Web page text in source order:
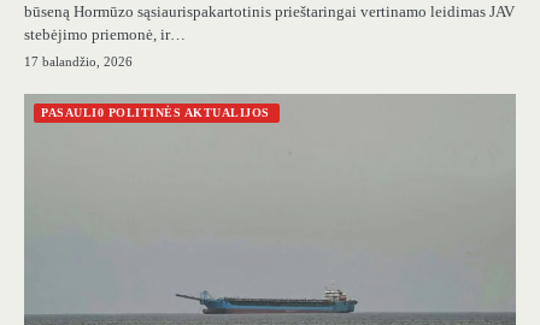
būseną Hormūzo sąsiaurispakartotinis prieštaringai vertinamo leidimas JAV
stebėjimo priemonė, ir…
17 balandžio, 2026
PASAULI0 POLITINĖS AKTUALIJOS